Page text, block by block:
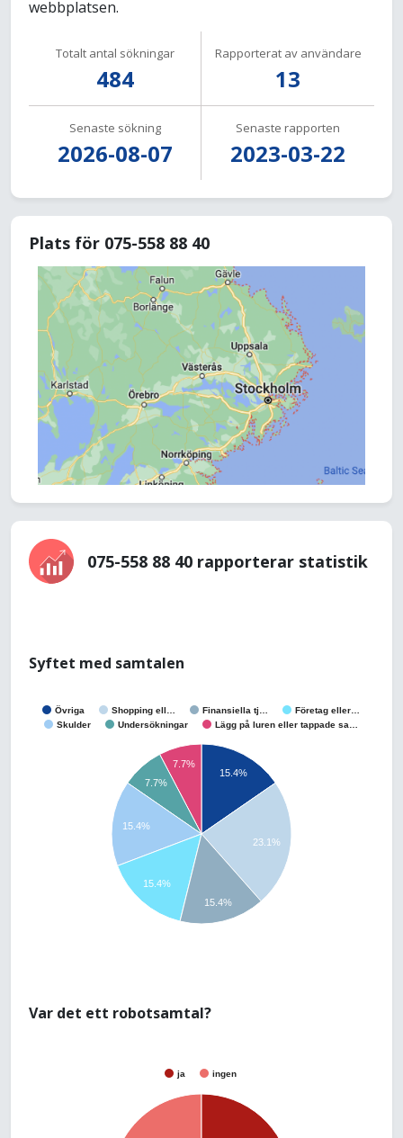
webbplatsen.
Totalt antal sökningar
484
Rapporterat av användare
13
Senaste sökning
2026-08-07
Senaste rapporten
2023-03-22
Plats för 075-558 88 40
075-558 88 40 rapporterar statistik
Syftet med samtalen
Övriga Shopping ell… Finansiella tj…
Företag eller…
Skulder
Undersökningar Lägg på luren eller tappade sa…
15.4%
23.1%
7.7%
7.7%
15.4%
15.4%
15.4%
Var det ett robotsamtal?
ja ingen